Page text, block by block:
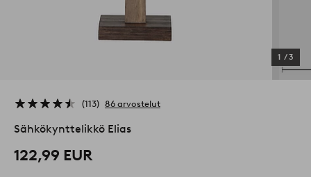
1 /3
113 86 arvostelut
Sähkökynttelikkö Elias
122,99 EUR